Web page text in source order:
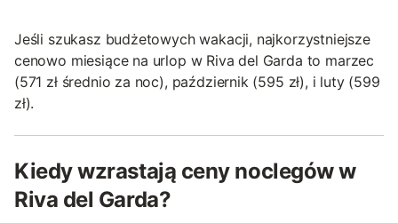
Jeśli szukasz budżetowych wakacji, najkorzystniejsze
cenowo miesiące na urlop w Riva del Garda to marzec
(571 zł średnio za noc), październik (595 zł), i luty (599
zł).
Kiedy wzrastają ceny noclegów w
Riva del Garda?